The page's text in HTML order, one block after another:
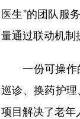
医生”的团队服
量通过联动机制
一份可操作的
巡诊、换药护
项目解决了老年